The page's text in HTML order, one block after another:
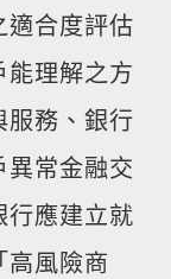
適合度評估
能理解之方
服務、銀行
異常金融交
行應建立就
高風險商